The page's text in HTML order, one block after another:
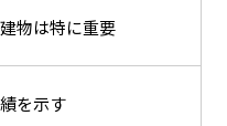
物は特に重要
を示す